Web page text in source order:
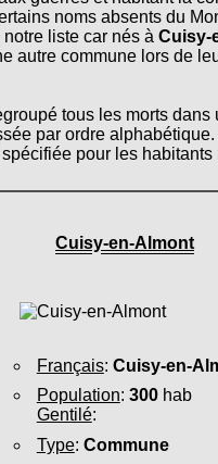
noms absents du
liste car nés à Cuisy-
autre commune lors de
tous les morts dans
par ordre
pour les habitants
Cuisy-en-Almont
Français: Cuisy-en-
Population: 300hab
Gentilé:
Type: Commune